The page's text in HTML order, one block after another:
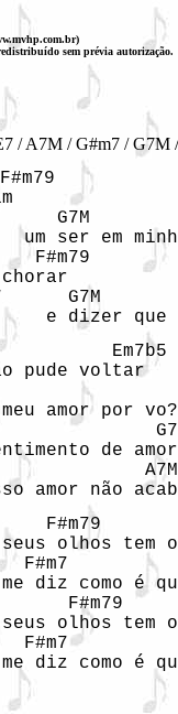
sem prévia autorização.
/ A7M / G#m7 / G7M
G7M
ser em
F#m79
G7M
e dizer que
Em7b5
pude voltar
amor por
de amor
amor não
F#m79
olhos tem
F#m7
diz como é
F#m79
olhos tem
F#m7
diz como é